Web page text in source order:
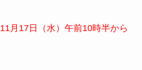
11月17日（水）午前10時半から